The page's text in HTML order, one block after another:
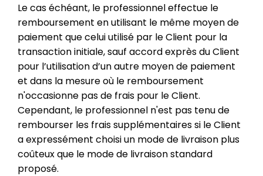
Le cas échéant, le professionnel effectue le
remboursement en utilisant le même moyen de
paiement que celui utilisé par le Client pour la
transaction initiale, sauf accord exprès du Client
pour l’utilisation d’un autre moyen de paiement
et dans la mesure où le remboursement
n'occasionne pas de frais pour le Client.
Cependant, le professionnel n'est pas tenu de
rembourser les frais supplémentaires si le Client
a expressément choisi un mode de livraison plus
coûteux que le mode de livraison standard
proposé.